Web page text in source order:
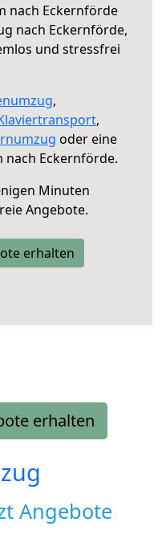
nach Eckernförde
nach Eckernförde,
und stressfrei
,
,
oder eine
nach Eckernförde.
Minuten
Angebote.
erhalten
erhalten
Angebote